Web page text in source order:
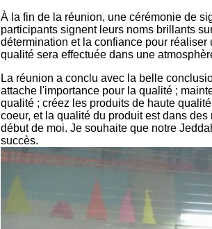
À la fin de la réunion, une cérémonie de
participants signent leurs noms brillants
détermination et la confiance pour
qualité sera effectuée dans une
La réunion a conclu avec la belle
attache l'importance pour la qualité ;
qualité ; créez les produits de haute
coeur, et la qualité du produit est dans
début de moi. Je souhaite que notre
succès.